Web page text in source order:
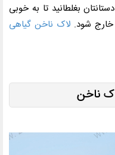
بغلطانید تا به خوبی
شود. لاک ناخن گیاهی
ناخن